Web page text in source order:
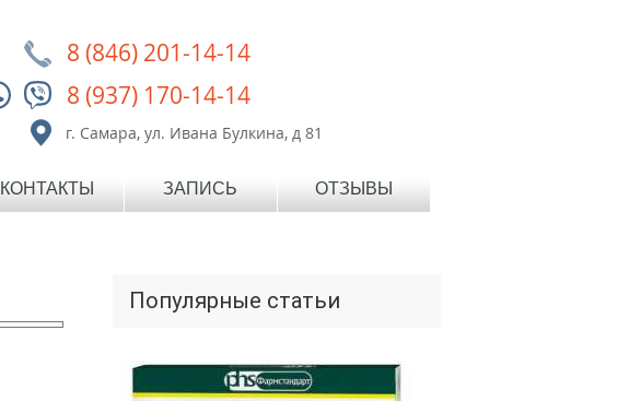
8 (846) 201-14-14
8 (937) 170-14-14
г. Самара, ул. Ивана Булкина, д 81
КОНТАКТЫ ЗАПИСЬ ОТЗЫВЫ
Популярные статьи